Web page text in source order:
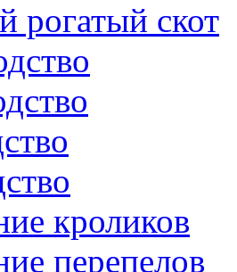
рогатый скот
кроликов
перепелов